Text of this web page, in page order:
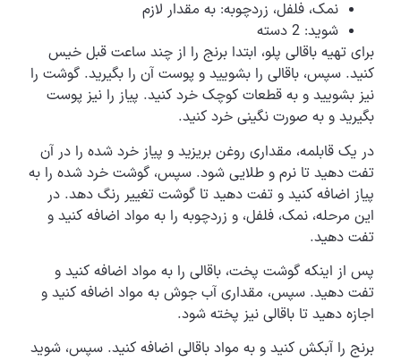
نمک، فلفل، زردچوبه: به مقدار لازم
شوید: 2 دسته
برای تهیه باقالی پلو، ابتدا برنج را از چند ساعت قبل خیس
کنید. سپس، باقالی را بشویید و پوست آن را بگیرید. گوشت را
نیز بشویید و به قطعات کوچک خرد کنید. پیاز را نیز پوست
بگیرید و به صورت نگینی خرد کنید.
در یک قابلمه، مقداری روغن بریزید و پیاز خرد شده را در آن
تفت دهید تا نرم و طلایی شود. سپس، گوشت خرد شده را به
پیاز اضافه کنید و تفت دهید تا گوشت تغییر رنگ دهد. در
این مرحله، نمک، فلفل، و زردچوبه را به مواد اضافه کنید و
تفت دهید.
پس از اینکه گوشت پخت، باقالی را به مواد اضافه کنید و
تفت دهید. سپس، مقداری آب جوش به مواد اضافه کنید و
اجازه دهید تا باقالی نیز پخته شود.
برنج را آبکش کنید و به مواد باقالی اضافه کنید. سپس، شوید